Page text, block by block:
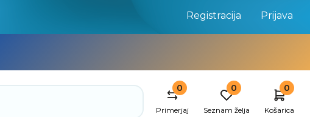
Registracija Prijava
0
Primerjaj
0
Seznam želja
0
Košarica